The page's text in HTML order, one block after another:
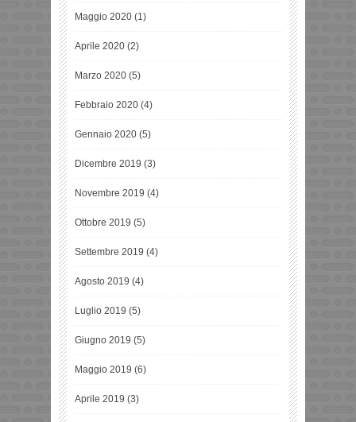
Maggio 2020 (1)
Aprile 2020 (2)
Marzo 2020 (5)
Febbraio 2020 (4)
Gennaio 2020 (5)
Dicembre 2019 (3)
Novembre 2019 (4)
Ottobre 2019 (5)
Settembre 2019 (4)
Agosto 2019 (4)
Luglio 2019 (5)
Giugno 2019 (5)
Maggio 2019 (6)
Aprile 2019 (3)